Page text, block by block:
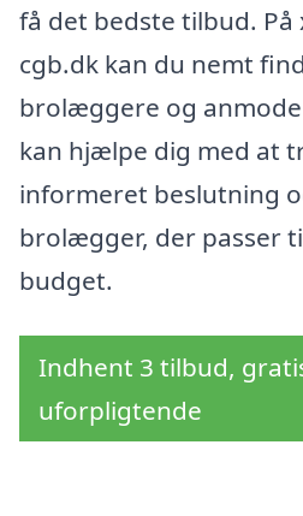
få det bedste tilbud.
cgb.dk kan du nemt
brolæggere og
kan hjælpe dig med at
informeret beslutning
brolægger, der passer
budget.
Indhent 3 tilbud,
uforpligtende